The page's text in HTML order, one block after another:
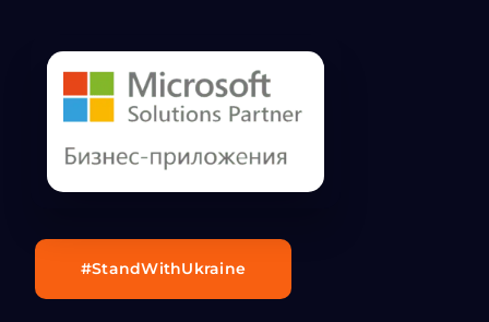
#StandWithUkraine